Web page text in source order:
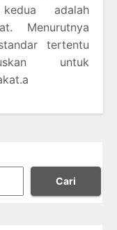
adalah
Menurutnya
tertentu
untuk
Cari